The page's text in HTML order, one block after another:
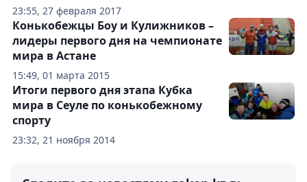
23:55, 27 февраля 2017
15:49, 01 марта 2015
Конькобежцы Боу и Кулижников –
лидеры первого дня на чемпионате
мира в Астане
23:32, 21 ноября 2014
Итоги первого дня этапа Кубка
мира в Сеуле по конькобежному
спорту